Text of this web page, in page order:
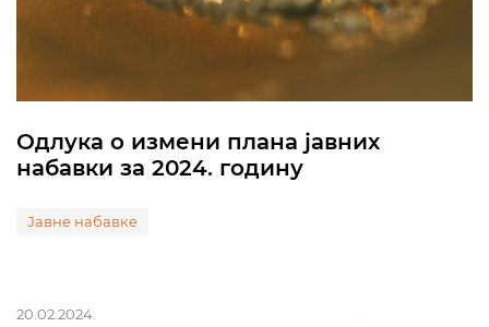
Одлука о измени плана јавних
набавки за 2024. годину
Јавне набавке
20.02.2024.